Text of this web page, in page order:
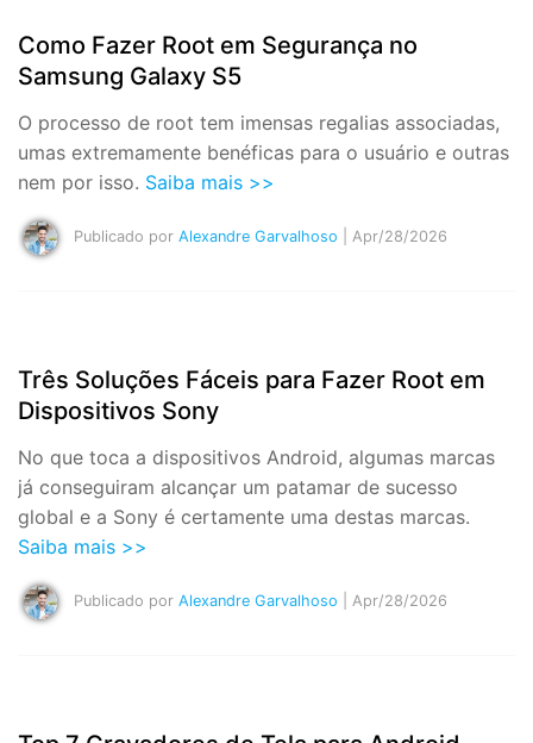
Como Fazer Root em Segurança no
Samsung Galaxy S5
O processo de root tem imensas regalias associadas,
umas extremamente benéficas para o usuário e outras
nem por isso. Saiba mais >>
Publicado por Alexandre Garvalhoso | Apr/28/2026
Três Soluções Fáceis para Fazer Root em
Dispositivos Sony
No que toca a dispositivos Android, algumas marcas
já conseguiram alcançar um patamar de sucesso
global e a Sony é certamente uma destas marcas.
Saiba mais >>
Publicado por Alexandre Garvalhoso | Apr/28/2026